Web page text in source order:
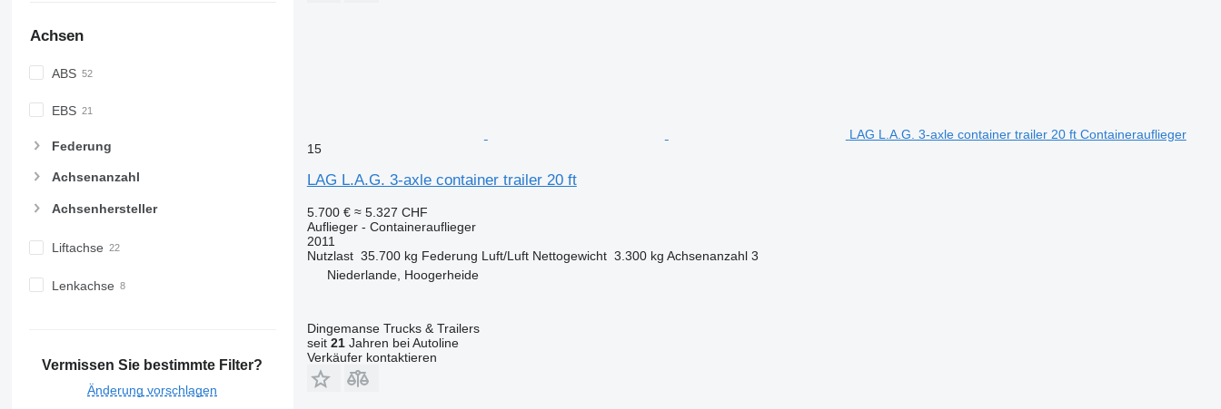
Achsen
ABS
EBS
Federung
Achsenanzahl
Achsenhersteller
Liftachse
Lenkachse
Vermissen Sie bestimmte Filter?
Änderung vorschlagen
LAG L.A.G. 3-axle container trailer 20 ft Containerauflieger
15
LAG L.A.G. 3-axle container trailer 20 ft
5.700 € ≈ 5.327 CHF
Auflieger - Containerauflieger
2011
Nutzlast 35.700 kg Federung Luft/Luft Nettogewicht 3.300 kg Achsenanzahl 3
Niederlande, Hoogerheide
Dingemanse Trucks & Trailers
seit 21Jahren bei Autoline
Verkäufer kontaktieren